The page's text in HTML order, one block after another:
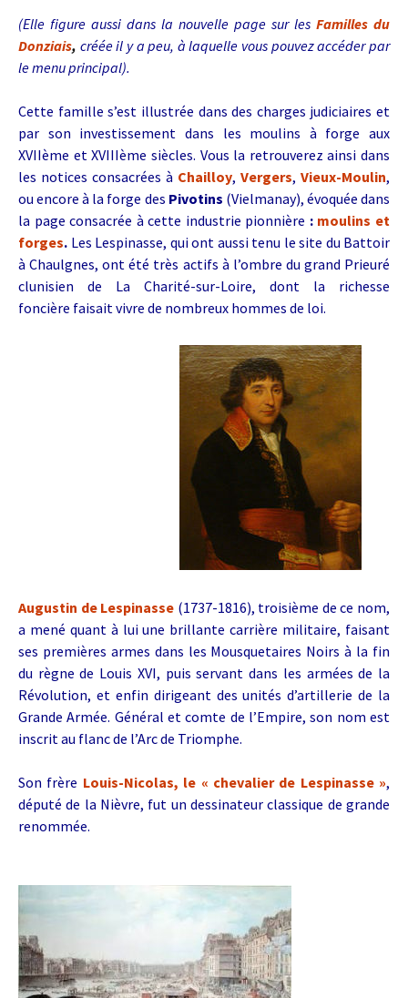
(Elle figure aussi dans la nouvelle page sur les Familles du
Donziais, créée il y a peu, à laquelle vous pouvez accéder par
le menu principal).
Cette famille s’est illustrée dans des charges judiciaires et
par son investissement dans les moulins à forge aux
XVIIème et XVIIIème siècles. Vous la retrouverez ainsi dans
les notices consacrées à Chailloy, Vergers, Vieux-Moulin,
ou encore à la forge des Pivotins (Vielmanay), évoquée dans
la page consacrée à cette industrie pionnière : moulins et
forges. Les Lespinasse, qui ont aussi tenu le site du Battoir
à Chaulgnes, ont été très actifs à l’ombre du grand Prieuré
clunisien de La Charité-sur-Loire, dont la richesse
foncière faisait vivre de nombreux hommes de loi.
Augustin de Lespinasse (1737-1816), troisième de ce nom,
a mené quant à lui une brillante carrière militaire, faisant
ses premières armes dans les Mousquetaires Noirs à la fin
du règne de Louis XVI, puis servant dans les armées de la
Révolution, et enfin dirigeant des unités d’artillerie de la
Grande Armée. Général et comte de l’Empire, son nom est
inscrit au flanc de l’Arc de Triomphe.
Son frère Louis-Nicolas, le « chevalier de Lespinasse »,
député de la Nièvre, fut un dessinateur classique de grande
renommée.